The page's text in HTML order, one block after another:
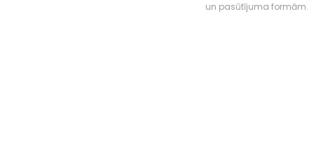
un pasūtījuma formām.